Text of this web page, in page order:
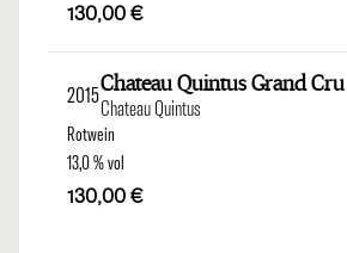
130,00 €
2015Chateau Quintus Grand Cru
Chateau Quintus
Rotwein
13,0 % vol
130,00 €